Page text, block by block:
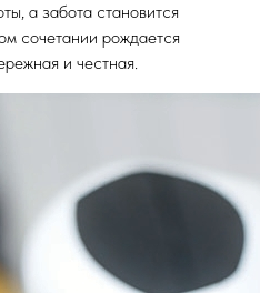
а забота становится
сочетании рождается
и честная.